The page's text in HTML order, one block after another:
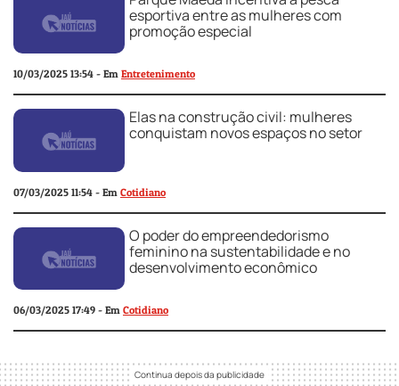
esportiva entre as mulheres com
promoção especial
10/03/2025 13:54 - Em Entretenimento
Elas na construção civil: mulheres
conquistam novos espaços no setor
07/03/2025 11:54 - Em Cotidiano
O poder do empreendedorismo
feminino na sustentabilidade e no
desenvolvimento econômico
06/03/2025 17:49 - Em Cotidiano